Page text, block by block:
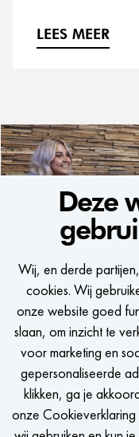
Deze
Wij, en derde
cookies. Wij
onze website goed
slaan, om inzicht te
voor marketing en
gepersonaliseerde
klikken, ga je
onze
LEES MEER
WE
TO KEEP
Een seintje krijgen
STEL JOB